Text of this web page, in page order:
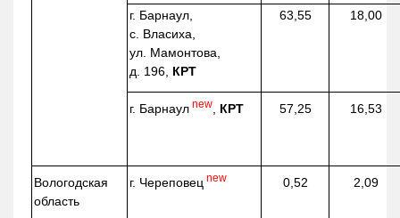
г. Барнаул,
с. Власиха,
ул. Мамонтова,
д. 196, КРТ
63,55 18,00
г. Барнаул new КРТ 57,25 16,53
Вологодская
область
г. Череповец new 0,52 2,09